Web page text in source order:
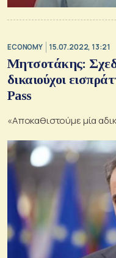
ECONOMY 15.07.2022, 13:21
Μητσοτάκης:
δικαιούχοι
Pass
«Αποκαθιστούμε μία